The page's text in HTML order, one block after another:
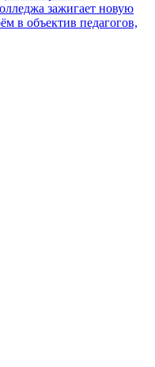
зажигает новую
в объектив педагогов,